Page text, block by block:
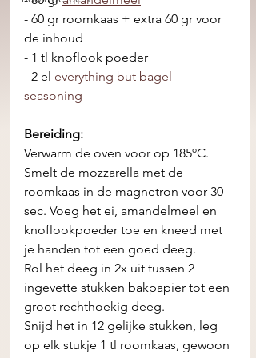
- 60 gr roomkaas + extra 60 gr voor
de inhoud
- 1 tl knoflook poeder
- 2 el everything but bagel
seasoning
Bereiding:
Verwarm de oven voor op 185ºC.
Smelt de mozzarella met de
roomkaas in de magnetron voor 30
sec. Voeg het ei, amandelmeel en
knoflookpoeder toe en kneed met
je handen tot een goed deeg.
Rol het deeg in 2x uit tussen 2
ingevette stukken bakpapier tot een
groot rechthoekig deeg.
Snijd het in 12 gelijke stukken, leg
op elk stukje 1 tl roomkaas, gewoon